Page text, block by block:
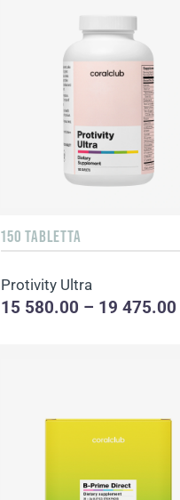
150 TABLETTA
Protivity Ultra
15 580.00 – 19 475.00